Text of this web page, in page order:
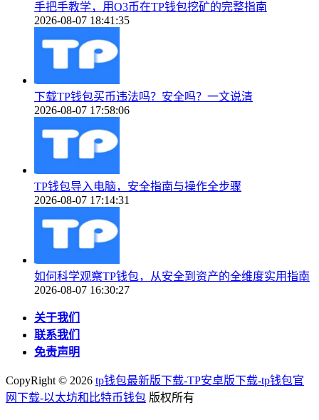
手把手教学，用O3币在TP钱包挖矿的完整指南
2026-08-07 18:41:35
下载TP钱包买币违法吗？安全吗？一文说清
2026-08-07 17:58:06
TP钱包导入电脑，安全指南与操作全步骤
2026-08-07 17:14:31
如何科学观察TP钱包，从安全到资产的全维度实用指南
2026-08-07 16:30:27
关于我们
联系我们
免责声明
CopyRight © 2026 tp钱包最新版下载-TP安卓版下载-tp钱包官
网下载-以太坊和比特币钱包 版权所有